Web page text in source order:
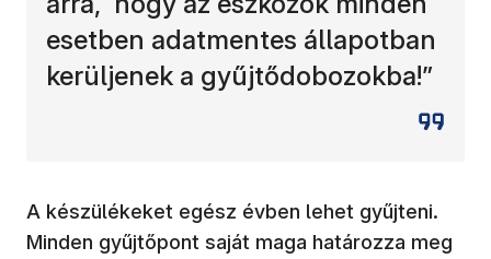
esetben adatmentes állapotban
kerüljenek a gyűjtődobozokba!”
A készülékeket egész évben lehet gyűjteni.
Minden gyűjtőpont saját maga határozza meg